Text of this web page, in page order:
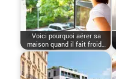
Voici pourquoi aérer sa
maison quand il fait froid…